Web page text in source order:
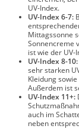
UV-Index.
UV-Index 6-7:
Mittagssonne
Sonnencreme
ist wie der UV-
UV-Index 8-10:
sehr starken
Kleidung
Außerdem ist
UV-Index 11+:
auch im
neben